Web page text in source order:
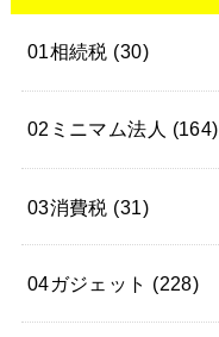
01相続税 (30)
02ミニマム法人 (164)
03消費税 (31)
04ガジェット (228)